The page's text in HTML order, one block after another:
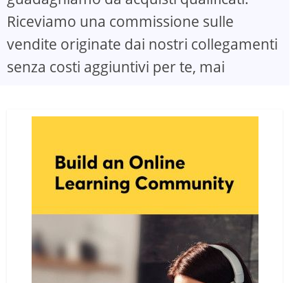
Riceviamo una commissione sulle
vendite originate dai nostri collegamenti
senza costi aggiuntivi per te, mai